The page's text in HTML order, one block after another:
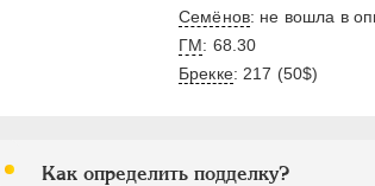
Семёнов: не вошла в
ГМ: 68.30
Брекке: 217 (50$)
Как определить подделку?